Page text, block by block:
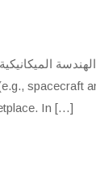
الهندسة
In […]